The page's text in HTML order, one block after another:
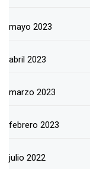
mayo 2023
abril 2023
marzo 2023
febrero 2023
julio 2022